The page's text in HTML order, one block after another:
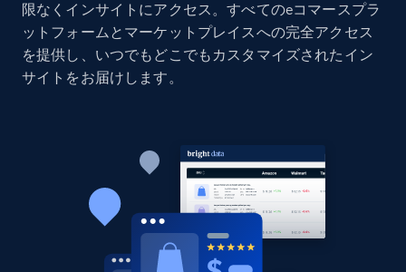
限なくインサイトにアクセス。すべてのeコマースプラ
ットフォームとマーケットプレイスへの完全アクセス
を提供し、いつでもどこでもカスタマイズされたイン
サイトをお届けします。